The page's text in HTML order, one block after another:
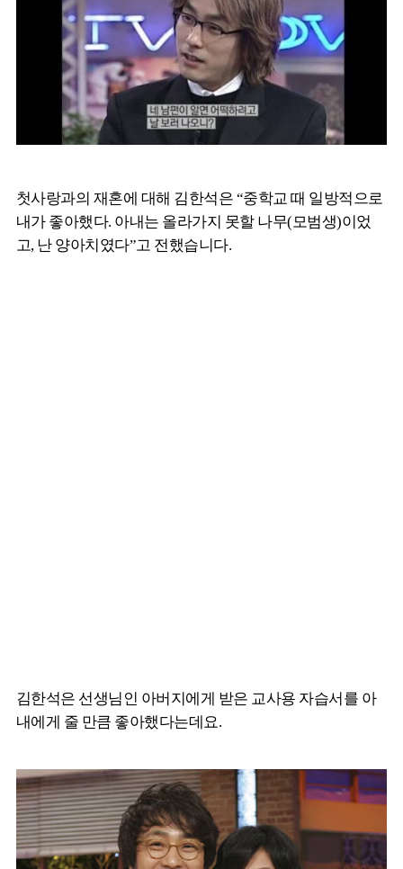
첫사랑과의 재혼에 대해 김한석은 “중학교 때 일방적으로
내가 좋아했다. 아내는 올라가지 못할 나무(모범생)이었
고, 난 양아치였다”고 전했습니다.
김한석은 선생님인 아버지에게 받은 교사용 자습서를 아
내에게 줄 만큼 좋아했다는데요.